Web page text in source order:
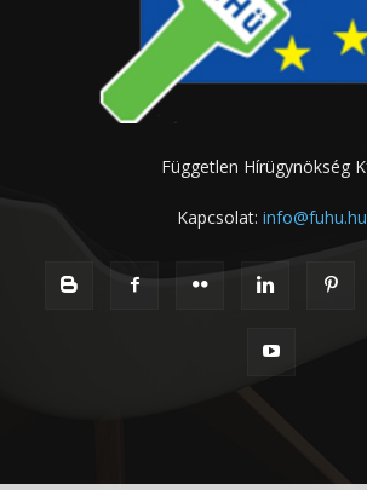
Független Hírügynökség
Kapcsolat: info@fuhu.hu